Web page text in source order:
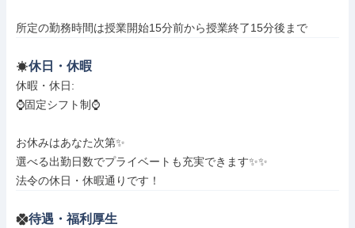
所定の勤務時間は授業開始15分前から授業終了15分後まで
休日・休暇
休暇・休日:
⌚️固定シフト制⌚️
お休みはあなた次第✨
選べる出勤日数でプライベートも充実できます✨✨
法令の休日・休暇通りです！
待遇・福利厚生